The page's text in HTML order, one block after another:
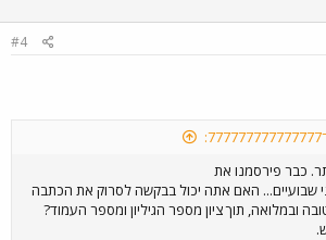
#4
כבר פירסמנו את
שבועיים... האם אתה יכול בבקשה לסרוק את הכתבה
ובמלואה, תוך ציון מספר הגיליון ומספר העמוד?